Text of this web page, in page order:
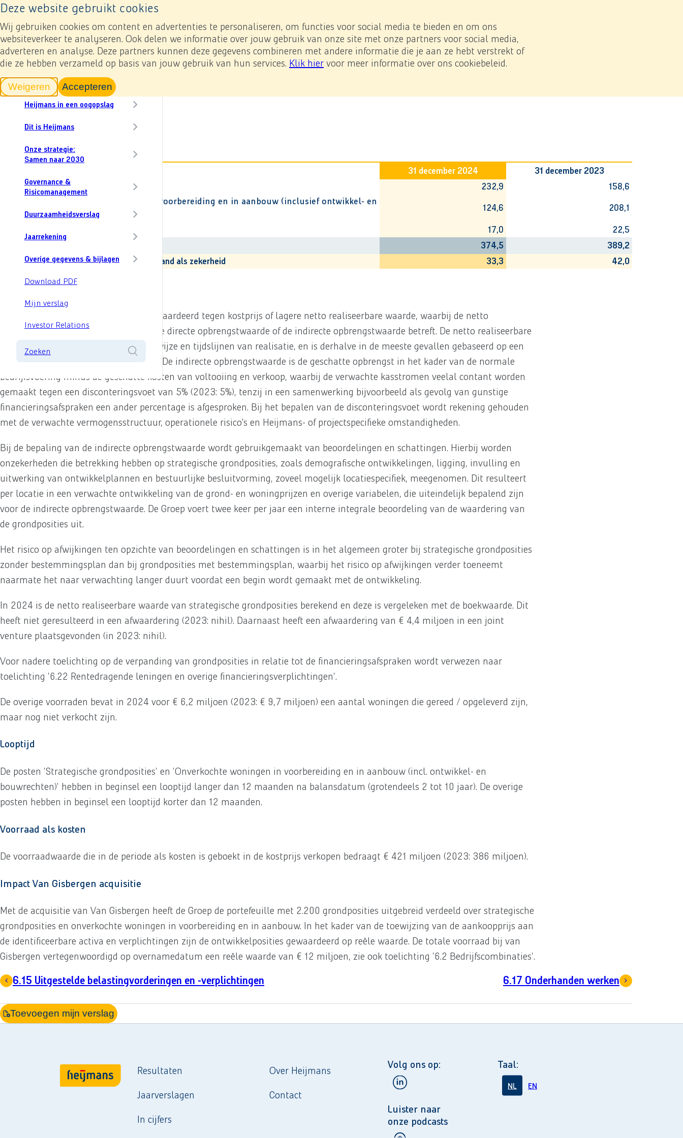
Deze website gebruikt cookies
Wij gebruiken cookies om content en advertenties te personaliseren, om functies voor social media te bieden en om ons
websiteverkeer te analyseren. Ook delen we informatie over jouw gebruik van onze site met onze partners voor social media,
adverteren en analyse. Deze partners kunnen deze gegevens combineren met andere informatie die je aan ze hebt verstrekt of
die ze hebben verzameld op basis van jouw gebruik van hun services. Klik hier voor meer informatie over ons cookiebeleid.
Weigerentracking scripts
Accepterentracking scripts, de pagina zal ververst worden.
Naar home pagina
ResultatenJaarverslagen
CO₂-Prestatieladder
Content menu, selecting an article item reloads the page.
Naar home pagina
In dit verslag
Woord van onze CEO
Heijmans in een oogopslag
Dit is Heijmans
Onze strategie:
Samen naar 2030
Governance &
Risicomanagement
Duurzaamheidsverslag
Jaarrekening
Overige gegevens & bijlagen
Download PDF
Mijn verslag
Investor Relations
Zoeken
Jaarverslag 2024 Jaarrekening
6.16 Voorraden
31 december 2024
31 december 2023
Strategische grondposities
232,9
158,6
Onverkochte woningen en gronden in voorbereiding en in aanbouw (inclusief ontwikkel- en
bouwrechten)
124,6
208,1
17,0
22,5
374,5
389,2
Boekwaarde van de voorraden die zijn verpand als zekerheid
33,3 42,0
Strategische grondposities
Strategische grondposities worden gewaardeerd tegen kostprijs of lagere netto realiseerbare waarde, waarbij de netto
realiseerbare waarde de hoogste van de directe opbrengstwaarde of de indirecte opbrengstwaarde betreft. De netto realiseerbare
waarde is gebaseerd op de verwachte wijze en tijdslijnen van realisatie, en is derhalve in de meeste gevallen gebaseerd op een
indirecte opbrengstwaarde-methodiek. De indirecte opbrengstwaarde is de geschatte opbrengst in het kader van de normale
bedrijfsvoering minus de geschatte kosten van voltooiing en verkoop, waarbij de verwachte kasstromen veelal contant worden
gemaakt tegen een disconteringsvoet van 5% (2023: 5%), tenzij in een samenwerking bijvoorbeeld als gevolg van gunstige
financieringsafspraken een ander percentage is afgesproken. Bij het bepalen van de disconteringsvoet wordt rekening gehouden
met de verwachte vermogensstructuur, operationele risico’s en Heijmans- of projectspecifieke omstandigheden.
Bij de bepaling van de indirecte opbrengstwaarde wordt gebruikgemaakt van beoordelingen en schattingen. Hierbij worden
onzekerheden die betrekking hebben op strategische grondposities, zoals demografische ontwikkelingen, ligging, invulling en
uitwerking van ontwikkelplannen en bestuurlijke besluitvorming, zoveel mogelijk locatiespecifiek, meegenomen. Dit resulteert
per locatie in een verwachte ontwikkeling van de grond- en woningprijzen en overige variabelen, die uiteindelijk bepalend zijn
voor de indirecte opbrengstwaarde. De Groep voert twee keer per jaar een interne integrale beoordeling van de waardering van
de grondposities uit.
Het risico op afwijkingen ten opzichte van beoordelingen en schattingen is in het algemeen groter bij strategische grondposities
zonder bestemmingsplan dan bij grondposities met bestemmingsplan, waarbij het risico op afwijkingen verder toeneemt
naarmate het naar verwachting langer duurt voordat een begin wordt gemaakt met de ontwikkeling.
In 2024 is de netto realiseerbare waarde van strategische grondposities berekend en deze is vergeleken met de boekwaarde. Dit
heeft niet geresulteerd in een afwaardering (2023: nihil). Daarnaast heeft een afwaardering van € 4,4 miljoen in een joint
venture plaatsgevonden (in 2023: nihil).
Voor nadere toelichting op de verpanding van grondposities in relatie tot de financieringsafspraken wordt verwezen naar
toelichting '6.22 Rentedragende leningen en overige financieringsverplichtingen'.
De overige voorraden bevat in 2024 voor € 6,2 miljoen (2023: € 9,7 miljoen) een aantal woningen die gereed / opgeleverd zijn,
maar nog niet verkocht zijn.
Looptijd
De posten 'Strategische grondposities' en 'Onverkochte woningen in voorbereiding en in aanbouw (incl. ontwikkel- en
bouwrechten)' hebben in beginsel een looptijd langer dan 12 maanden na balansdatum (grotendeels 2 tot 10 jaar). De overige
posten hebben in beginsel een looptijd korter dan 12 maanden.
Voorraad als kosten
De voorraadwaarde die in de periode als kosten is geboekt in de kostprijs verkopen bedraagt € 421 miljoen (2023: 386 miljoen).
Impact Van Gisbergen acquisitie
Met de acquisitie van Van Gisbergen heeft de Groep de portefeuille met 2.200 grondposities uitgebreid verdeeld over strategische
grondposities en onverkochte woningen in voorbereiding en in aanbouw. In het kader van de toewijzing van de aankoopprijs aan
de identificeerbare activa en verplichtingen zijn de ontwikkelposities gewaardeerd op reële waarde. De totale voorraad bij van
Gisbergen vertegenwoordigd op overnamedatum een reële waarde van € 12 miljoen, zie ook toelichting '6.2 Bedrijfscombinaties'.
6.17 Onderhanden werken
6.15 Uitgestelde belastingvorderingen en -verplichtingen
Toevoegen mijn verslag
Download
Resultaten
Jaarverslagen
In cijfers
Over Heijmans
Contact
Volg ons op:
Luister naar
onze podcasts
Taal:
NL EN